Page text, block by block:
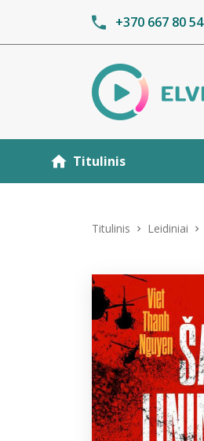
+370 667 80
Titulinis
Titulinis Leidiniai